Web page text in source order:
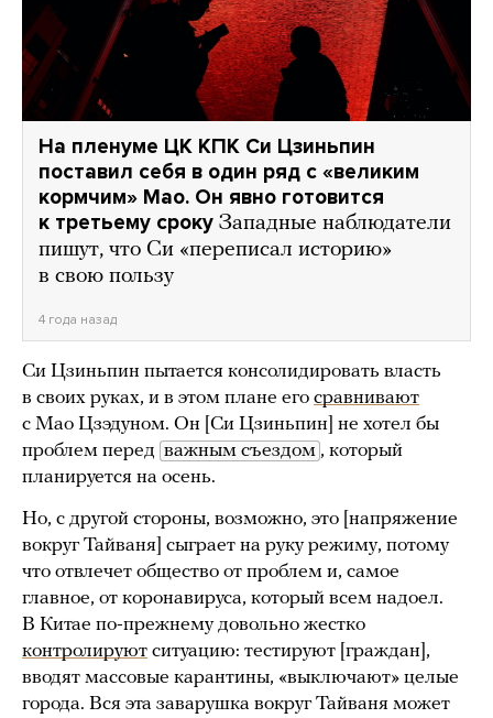
На пленуме ЦК КПК Си Цзиньпин
поставил себя в один ряд с «великим
кормчим» Мао. Он явно готовится
к третьему сроку Западные наблюдатели
пишут, что Си «переписал историю»
в свою пользу
4 года назад
Си Цзиньпин пытается консолидировать власть
в своих руках, и в этом плане его сравнивают
с Мао Цзэдуном. Он [Си Цзиньпин] не хотел бы
проблем перед важным съездом , который
планируется на осень.
Но, с другой стороны, возможно, это [напряжение
вокруг Тайваня] сыграет на руку режиму, потому
что отвлечет общество от проблем и, самое
главное, от коронавируса, который всем надоел.
В Китае по-прежнему довольно жестко
контролируют ситуацию: тестируют [граждан],
вводят массовые карантины, «выключают» целые
города. Вся эта заварушка вокруг Тайваня может